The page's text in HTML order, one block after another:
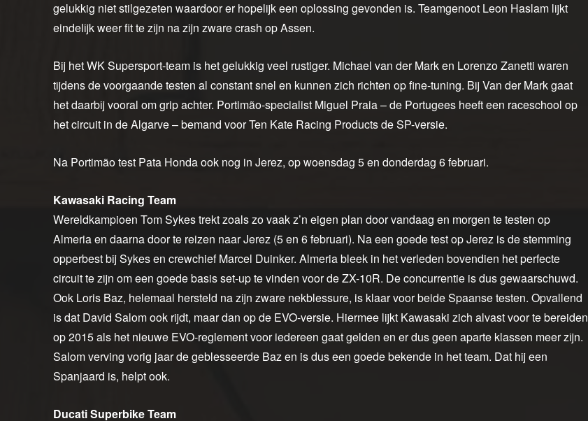
gelukkig niet stilgezeten waardoor er hopelijk een oplossing gevonden is. Teamgenoot Leon Haslam lijkt
eindelijk weer fit te zijn na zijn zware crash op Assen.
Bij het WK Supersport-team is het gelukkig veel rustiger. Michael van der Mark en Lorenzo Zanetti waren
tijdens de voorgaande testen al constant snel en kunnen zich richten op fine-tuning. Bij Van der Mark gaat
het daarbij vooral om grip achter. Portimão-specialist Miguel Praia – de Portugees heeft een raceschool op
het circuit in de Algarve – bemand voor Ten Kate Racing Products de SP-versie.
Na Portimão test Pata Honda ook nog in Jerez, op woensdag 5 en donderdag 6 februari.
Kawasaki Racing Team
Wereldkampioen Tom Sykes trekt zoals zo vaak z’n eigen plan door vandaag en morgen te testen op
Almeria en daarna door te reizen naar Jerez (5 en 6 februari). Na een goede test op Jerez is de stemming
opperbest bij Sykes en crewchief Marcel Duinker. Almeria bleek in het verleden bovendien het perfecte
circuit te zijn om een goede basis set-up te vinden voor de ZX-10R. De concurrentie is dus gewaarschuwd.
Ook Loris Baz, helemaal hersteld na zijn zware nekblessure, is klaar voor beide Spaanse testen. Opvallend
is dat David Salom ook rijdt, maar dan op de EVO-versie. Hiermee lijkt Kawasaki zich alvast voor te bereiden
op 2015 als het nieuwe EVO-reglement voor iedereen gaat gelden en er dus geen aparte klassen meer zijn.
Salom verving vorig jaar de geblesseerde Baz en is dus een goede bekende in het team. Dat hij een
Spanjaard is, helpt ook.
Ducati Superbike Team